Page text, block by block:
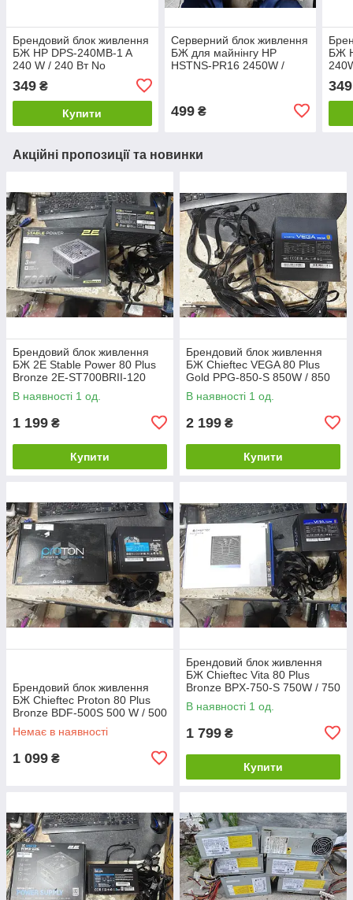
Брендовий блок живлення
БЖ HP DPS-240MB-1 A
240 W / 240 Вт No
349 ₴
Купити
Серверний блок живлення
БЖ для майнінгу HP
HSTNS-PR16 2450W /
499₴
БЖ
349
Акційні пропозиції та новинки
Брендовий блок живлення
БЖ 2E Stable Power 80 Plus
Bronze 2E-ST700BRII-120
700 W / 700 Вт No 26290605
В наявності 1 од.
1 199 ₴
Купити
Брендовий блок живлення
БЖ Chieftec VEGA 80 Plus
Gold PPG-850-S 850W / 850
Вт No 262906101
В наявності 1 од.
2 199 ₴
Купити
Брендовий блок живлення
БЖ Chieftec Proton 80 Plus
Bronze BDF-500S 500 W / 500
Вт No 26290604
Немає в наявності
1 099 ₴
Брендовий блок живлення
БЖ Chieftec Vita 80 Plus
Bronze BPX-750-S 750W / 750
Вт No 26290603
В наявності 1 од.
1 799 ₴
Купити